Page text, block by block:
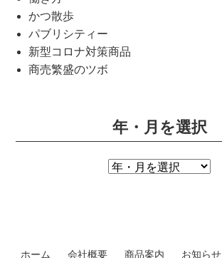
かつ散歩
パブリシティー
新型コロナ対策商品
商売繁盛のツボ
年・月を選択
ホーム 会社概要 商品案内 お知らせ